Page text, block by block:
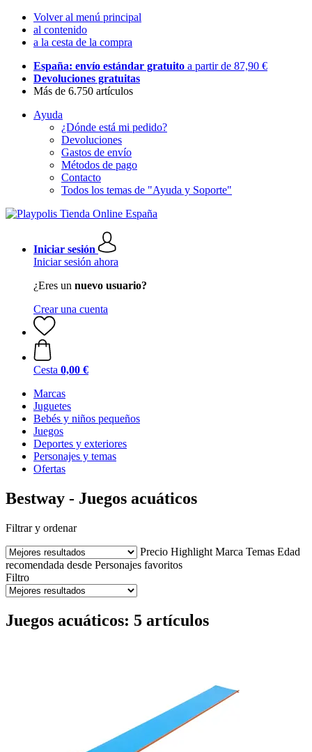
Volver al menú principal
al contenido
a la cesta de la compra
España: envío estándar gratuito a partir de 87,90 €
Devoluciones gratuitas
Más de 6.750 artículos
Ayuda
¿Dónde está mi pedido?
Devoluciones
Gastos de envío
Métodos de pago
Contacto
Todos los temas de "Ayuda y Soporte"
Iniciar sesión
Iniciar sesión ahora
¿Eres un nuevo usuario?
Crear una cuenta
Cesta 0,00 €
Marcas
Juguetes
Bebés y niños pequeños
Juegos
Deportes y exteriores
Personajes y temas
Ofertas
Bestway - Juegos acuáticos
Filtrar y ordenar
Precio Highlight Marca Temas Edad
recomendada desde Personajes favoritos
Filtro
Juegos acuáticos: 5 artículos